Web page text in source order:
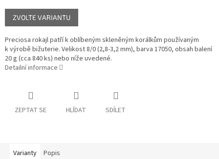
Měrná
cena:
ZVOLTE VARIANTU
Preciosa rokajl patří k oblíbeným skleněným korálkům používaným
k výrobě bižuterie. Velikost 8/0 (2,8-3,2 mm), barva 17050, obsah balení
20 g (cca 840 ks) nebo níže uvedené.
Detailní informace
ZEPTAT SE HLÍDAT SDÍLET
Varianty Popis